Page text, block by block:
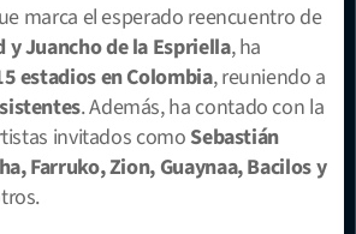
, que marca el esperado reencuentro de
y Juancho de la Espriella, ha
estadios en Colombia, reuniendo a
. Además, ha contado con la
invitados como Sebastián
Farruko, Zion, Guaynaa, Bacilos y